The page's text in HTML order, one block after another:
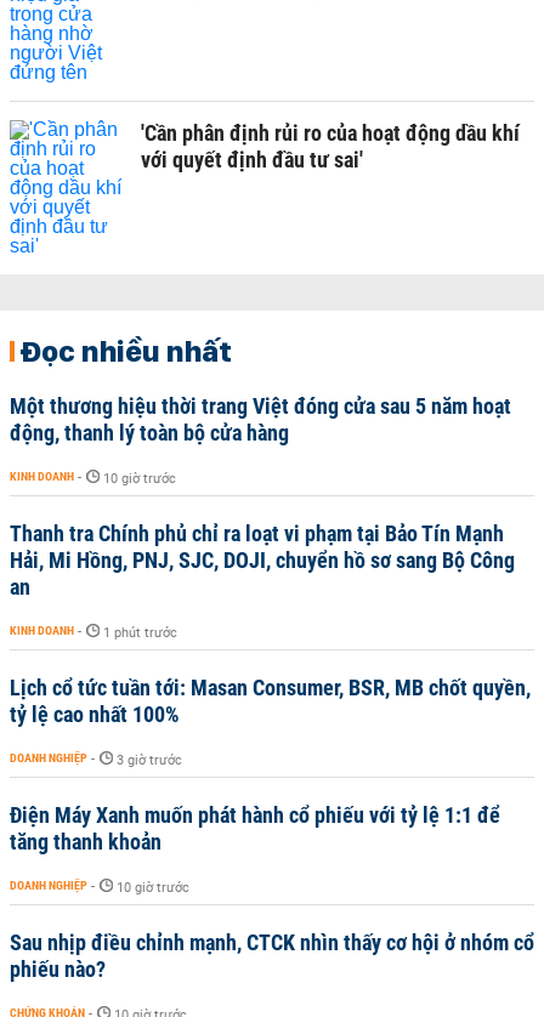
'Cần phân định rủi ro của hoạt động dầu khí
với quyết định đầu tư sai'
Đọc nhiều nhất
Một thương hiệu thời trang Việt đóng cửa sau 5 năm hoạt
động, thanh lý toàn bộ cửa hàng
KINH DOANH - 10 giờ trước
Thanh tra Chính phủ chỉ ra loạt vi phạm tại Bảo Tín Mạnh
Hải, Mi Hồng, PNJ, SJC, DOJI, chuyển hồ sơ sang Bộ Công
an
KINH DOANH - 1 phút trước
Lịch cổ tức tuần tới: Masan Consumer, BSR, MB chốt quyền,
tỷ lệ cao nhất 100%
DOANH NGHIỆP - 3 giờ trước
Điện Máy Xanh muốn phát hành cổ phiếu với tỷ lệ 1:1 để
tăng thanh khoản
DOANH NGHIỆP - 10 giờ trước
Sau nhịp điều chỉnh mạnh, CTCK nhìn thấy cơ hội ở nhóm cổ
phiếu nào?
CHỨNG KHOÁN